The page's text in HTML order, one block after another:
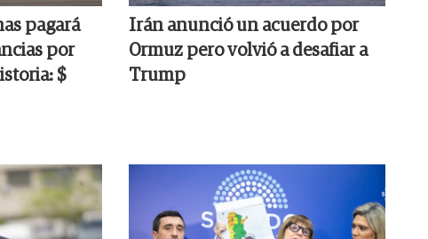
pagará
por
$
Irán anunció un acuerdo por
Ormuz pero volvió a desafiar a
Trump